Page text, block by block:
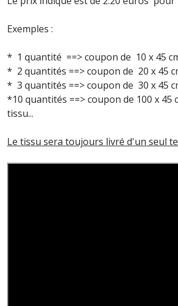
Exemples :
* 1 quantité ==> coupon de 10 x 45
* 2 quantités ==> coupon de 20 x 45
* 3 quantités ==> coupon de 30 x 45
*10 quantités ==> coupon de 100 x 45
tissu...
Le tissu sera toujours livré d'un seul